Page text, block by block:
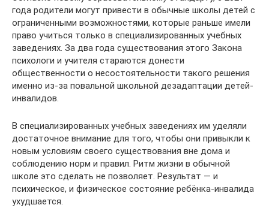
года родители могут привести в обычные школы детей с
ограниченными возможностями, которые раньше имели
право учиться только в специализированных учебных
заведениях. За два года существования этого Закона
психологи и учителя стараются донести
общественности о несостоятельности такого решения
именно из-за повальной школьной дезадаптации детей-
инвалидов.
В специализированных учебных заведениях им уделяли
достаточное внимание для того, чтобы они привыкли к
новым условиям своего существования вне дома и
соблюдению норм и правил. Ритм жизни в обычной
школе это сделать не позволяет. Результат — и
психическое, и физическое состояние ребёнка-инвалида
ухудшается.